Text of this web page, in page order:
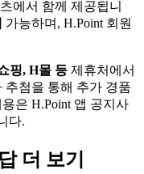
에서 함께 제공됩니
가능하며, H.Point 회원
핑, H몰 등 제휴처에서
추첨을 통해 추가 경품
은 H.Point 앱 공지사
다.
더 보기